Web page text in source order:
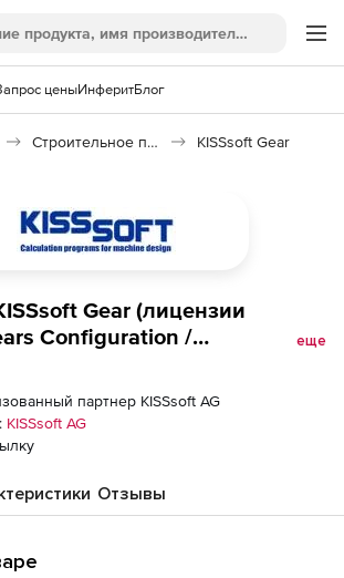
ценыИнферитБлог
Строительное программное обеспечение KISSsoft Gear
Gear (лицензии
Configuration /
Z01a, Z19g
еще
партнер KISSsoft AG
KISSsoft AG
Отзывы